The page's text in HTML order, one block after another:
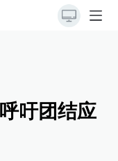
吁团结应